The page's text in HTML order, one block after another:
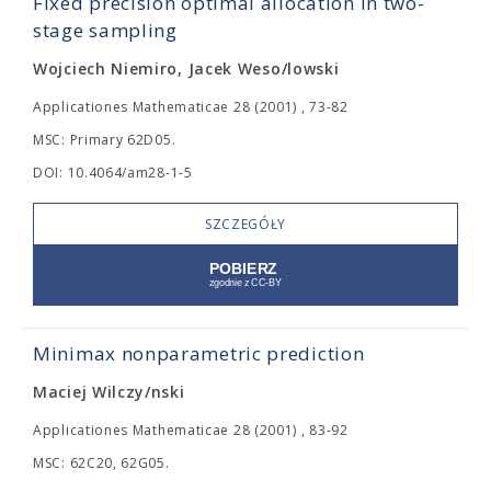
stage sampling
Wojciech Niemiro, Jacek Weso/lowski
Applicationes Mathematicae 28 (2001) , 73-82
MSC: Primary 62D05.
DOI: 10.4064/am28-1-5
SZCZEGÓŁY
Minimax nonparametric prediction
Maciej Wilczy/nski
Applicationes Mathematicae 28 (2001) , 83-92
MSC: 62C20, 62G05.